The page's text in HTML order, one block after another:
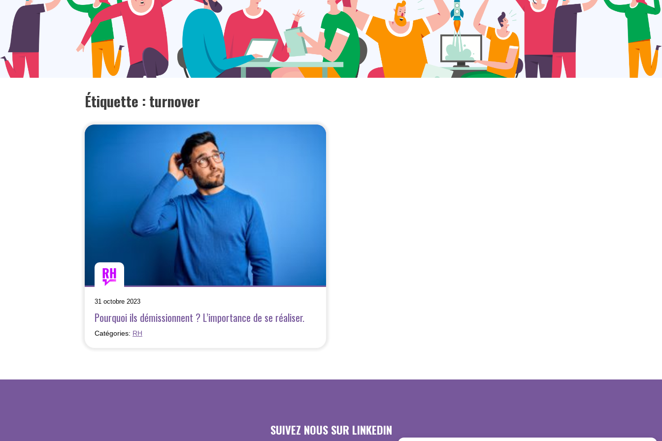
Étiquette : turnover
31 octobre 2023
Pourquoi ils démissionnent ? L’importance de se réaliser.
Catégories: RH
SUIVEZ NOUS SUR LINKEDIN